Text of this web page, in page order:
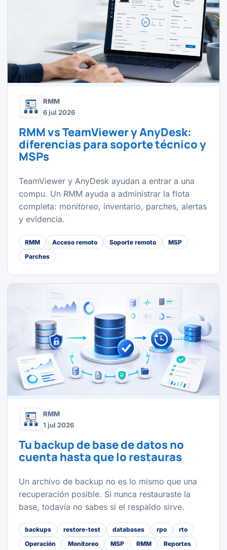
RMM
6 jul 2026
RMM vs TeamViewer y AnyDesk:
diferencias para soporte técnico y
MSPs
TeamViewer y AnyDesk ayudan a entrar a una
compu. Un RMM ayuda a administrar la flota
completa: monitoreo, inventario, parches, alertas
y evidencia.
RMM Acceso remoto Soporte remoto
MSP
Parches
RMM
1 jul 2026
Tu backup de base de datos no
cuenta hasta que lo restauras
Un archivo de backup no es lo mismo que una
recuperación posible. Si nunca restauraste la
base, todavía no sabes si el respaldo sirve.
backups restore-test databases rpo
rto
Operación
Monitoreo MSP RMM Reportes